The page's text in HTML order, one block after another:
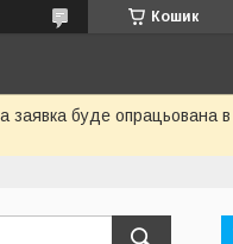
Кошик
заявка буде опрацьована